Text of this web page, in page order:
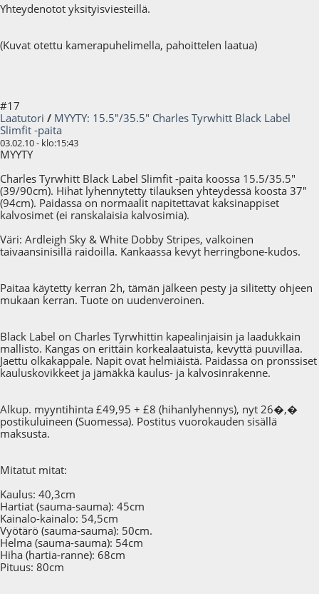
Yhteydenotot yksityisviesteillä.
(Kuvat otettu kamerapuhelimella, pahoittelen laatua)
#17
Laatutori / MYYTY: 15.5"/35.5" Charles Tyrwhitt Black Label
Slimfit -paita
03.02.10 - klo:15:43
MYYTY
Charles Tyrwhitt Black Label Slimfit -paita koossa 15.5/35.5"
(39/90cm). Hihat lyhennytetty tilauksen yhteydessä koosta 37"
(94cm). Paidassa on normaalit napitettavat kaksinappiset
kalvosimet (ei ranskalaisia kalvosimia).
Väri: Ardleigh Sky & White Dobby Stripes, valkoinen
taivaansinisillä raidoilla. Kankaassa kevyt herringbone-kudos.
Paitaa käytetty kerran 2h, tämän jälkeen pesty ja silitetty ohjeen
mukaan kerran. Tuote on uudenveroinen.
Black Label on Charles Tyrwhittin kapealinjaisin ja laadukkain
mallisto. Kangas on erittäin korkealaatuista, kevyttä puuvillaa.
Jaettu olkakappale. Napit ovat helmiäistä. Paidassa on pronssiset
kauluskovikkeet ja jämäkkä kaulus- ja kalvosinrakenne.
Alkup. myyntihinta £49,95 + £8 (hihanlyhennys), nyt 26�,�
postikuluineen (Suomessa). Postitus vuorokauden sisällä
maksusta.
Mitatut mitat:
Kaulus: 40,3cm
Hartiat (sauma-sauma): 45cm
Kainalo-kainalo: 54,5cm
Vyötärö (sauma-sauma): 50cm.
Helma (sauma-sauma): 54cm
Hiha (hartia-ranne): 68cm
Pituus: 80cm